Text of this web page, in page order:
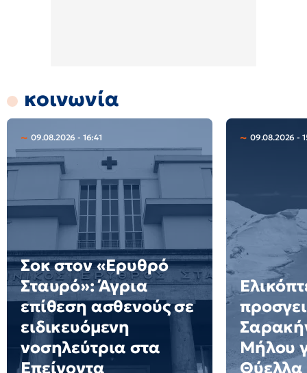
κοινωνία
09.08.2026 - 16:41
Σοκ στον «Ερυθρό
Σταυρό»: Άγρια
επίθεση ασθενούς σε
ειδικευόμενη
νοσηλεύτρια στα
Επείγοντα
09.08.2026 -
Μήλου
Θύελλα